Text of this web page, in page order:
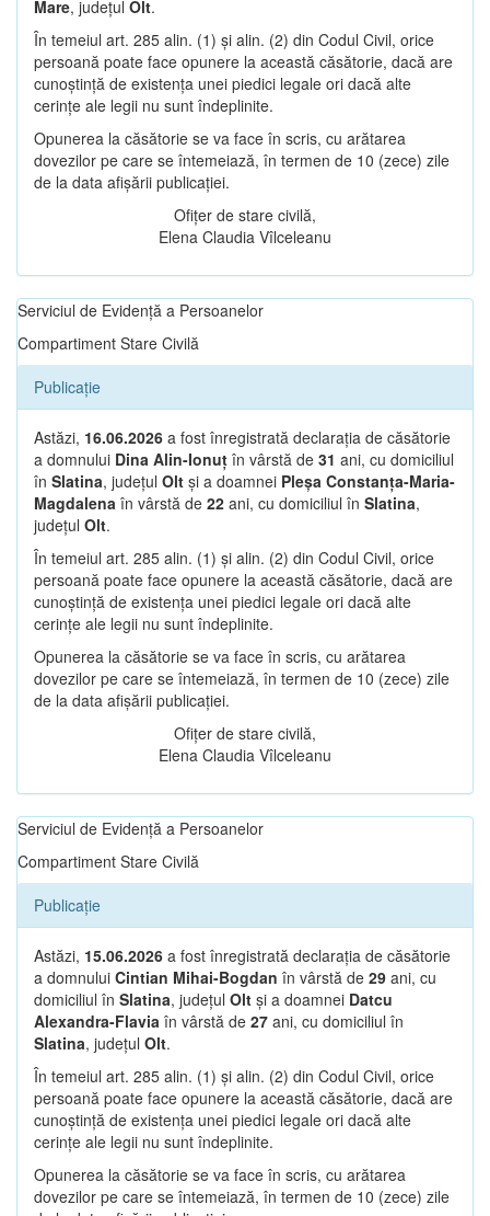
Mare, județul Olt.
În temeiul art. 285 alin. (1) și alin. (2) din Codul Civil, orice
persoană poate face opunere la această căsătorie, dacă are
cunoștință de existența unei piedici legale ori dacă alte
cerințe ale legii nu sunt îndeplinite.
Opunerea la căsătorie se va face în scris, cu arătarea
dovezilor pe care se întemeiază, în termen de 10 (zece) zile
de la data afișării publicației.
Ofițer de stare civilă,
Elena Claudia Vîlceleanu
Serviciul de Evidență a Persoanelor
Compartiment Stare Civilă
Publicație
Astăzi, 16.06.2026 a fost înregistrată declarația de căsătorie
a domnului Dina Alin-Ionuț în vârstă de 31 ani, cu domiciliul
în Slatina, județul Olt și a doamnei Pleșa Constanța-Maria-
Magdalena în vârstă de 22 ani, cu domiciliul în Slatina,
județul Olt.
În temeiul art. 285 alin. (1) și alin. (2) din Codul Civil, orice
persoană poate face opunere la această căsătorie, dacă are
cunoștință de existența unei piedici legale ori dacă alte
cerințe ale legii nu sunt îndeplinite.
Opunerea la căsătorie se va face în scris, cu arătarea
dovezilor pe care se întemeiază, în termen de 10 (zece) zile
de la data afișării publicației.
Ofițer de stare civilă,
Elena Claudia Vîlceleanu
Serviciul de Evidență a Persoanelor
Compartiment Stare Civilă
Publicație
Astăzi, 15.06.2026 a fost înregistrată declarația de căsătorie
a domnului Cintian Mihai-Bogdan în vârstă de 29 ani, cu
domiciliul în Slatina, județul Olt și a doamnei Datcu
Alexandra-Flavia în vârstă de 27 ani, cu domiciliul în
Slatina, județul Olt.
În temeiul art. 285 alin. (1) și alin. (2) din Codul Civil, orice
persoană poate face opunere la această căsătorie, dacă are
cunoștință de existența unei piedici legale ori dacă alte
cerințe ale legii nu sunt îndeplinite.
Opunerea la căsătorie se va face în scris, cu arătarea
dovezilor pe care se întemeiază, în termen de 10 (zece) zile